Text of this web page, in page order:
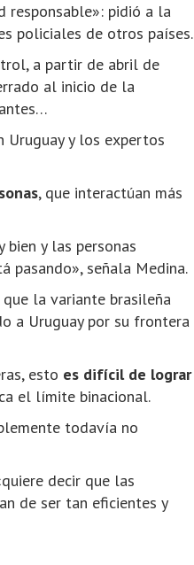
responsable»: pidió a la
policiales de otros países.
a partir de abril de
al inicio de la
Uruguay y los expertos
, que interactúan más
y las personas
pasando», señala Medina.
la variante brasileña
a Uruguay por su frontera
esto es difícil de lograr
el límite binacional.
todavía no
decir que las
de ser tan eficientes y